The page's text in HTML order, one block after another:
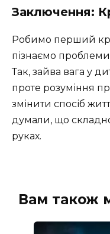
Заключення:
Робимо перший
пізнаємо
Так, зайва вага у
проте розуміння
змінити спосіб
думали, що
руках.
Вам також